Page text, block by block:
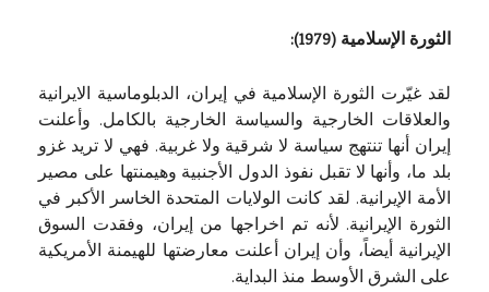
الثورة الإسلامية (1979):
لقد غيّرت الثورة الإسلامية في إيران، الدبلوماسية الايرانية
والعلاقات الخارجية والسياسة الخارجية بالكامل. وأعلنت
إيران أنها تنتهج سياسة لا شرقية ولا غربية. فهي لا تريد غزو
بلد ما، وأنها لا تقبل نفوذ الدول الأجنبية وهيمنتها على مصير
الأمة الإيرانية. لقد كانت الولايات المتحدة الخاسر الأكبر في
الثورة الإيرانية. لأنه تم اخراجها من إيران، وفقدت السوق
الإيرانية أيضاً، وأن إيران أعلنت معارضتها للهيمنة الأمريكية
على الشرق الأوسط منذ البداية.